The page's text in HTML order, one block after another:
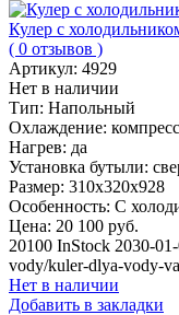
Кулер с
( 0 отзывов )
Артикул: 4929
Нет в наличии
Тип: Напольный
Охлаждение:
Нагрев: да
Установка бутыли:
Размер: 310х320х928
Особенность: С
Цена: 20 100 руб.
20100 InStock 2030-01-
vody/kuler-dlya-vody-
Нет в наличии
Добавить в закладки